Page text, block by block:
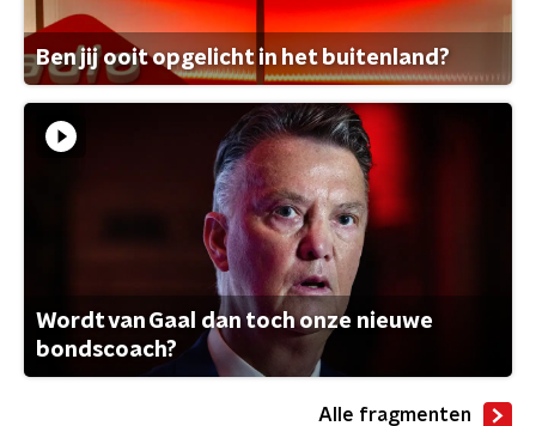
Ben jij ooit opgelicht in het buitenland?
Wordt van Gaal dan toch onze nieuwe
bondscoach?
Alle fragmenten